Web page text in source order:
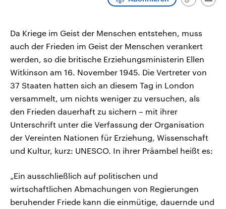
Link
Da Kriege im Geist der Menschen entstehen, muss
auch der Frieden im Geist der Menschen verankert
werden, so die britische Erziehungsministerin Ellen
Witkinson am 16. November 1945. Die Vertreter von
37 Staaten hatten sich an diesem Tag in London
versammelt, um nichts weniger zu versuchen, als
den Frieden dauerhaft zu sichern – mit ihrer
Unterschrift unter die Verfassung der Organisation
der Vereinten Nationen für Erziehung, Wissenschaft
und Kultur, kurz: UNESCO. In ihrer Präambel heißt es:
„Ein ausschließlich auf politischen und
wirtschaftlichen Abmachungen von Regierungen
beruhender Friede kann die einmütige, dauernde und